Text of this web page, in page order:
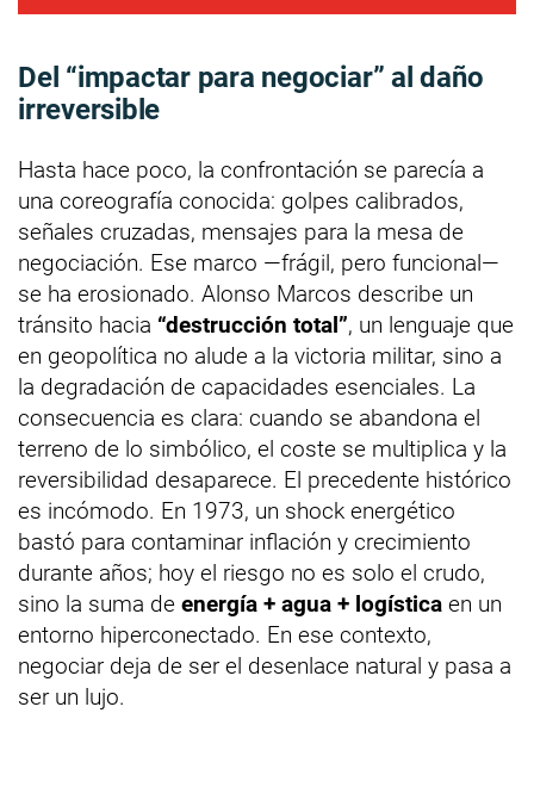
Del “impactar para negociar” al daño
irreversible
Hasta hace poco, la confrontación se parecía a
una coreografía conocida: golpes calibrados,
señales cruzadas, mensajes para la mesa de
negociación. Ese marco —frágil, pero funcional—
se ha erosionado. Alonso Marcos describe un
tránsito hacia “destrucción total”, un lenguaje que
en geopolítica no alude a la victoria militar, sino a
la degradación de capacidades esenciales. La
consecuencia es clara: cuando se abandona el
terreno de lo simbólico, el coste se multiplica y la
reversibilidad desaparece. El precedente histórico
es incómodo. En 1973, un shock energético
bastó para contaminar inflación y crecimiento
durante años; hoy el riesgo no es solo el crudo,
sino la suma de energía + agua + logística en un
entorno hiperconectado. En ese contexto,
negociar deja de ser el desenlace natural y pasa a
ser un lujo.